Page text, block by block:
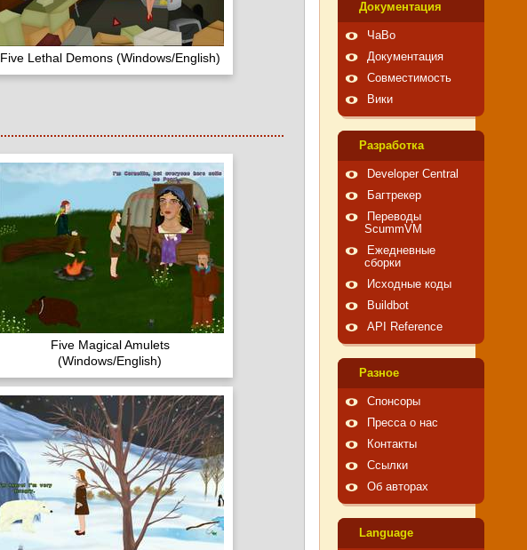
Five Lethal Demons (Windows/English)
Five Magical Amulets
(Windows/English)
Документация
ЧаВо
Документация
Совместимость
Вики
Pазработка
Developer Central
Багтрекер
Переводы
ScummVM
Ежедневные
сборки
Исходные коды
Buildbot
API Reference
Pазное
Спонсоры
Пресса о нас
Контакты
Ссылки
Об авторах
Language